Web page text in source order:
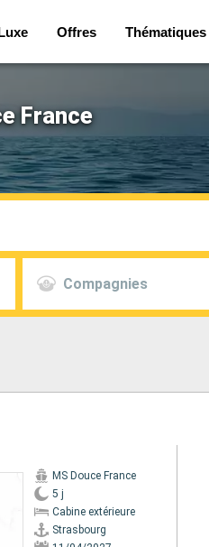
Offres Thématiques
France
Compagnies
MS Douce France
5 j
Cabine extérieure
Strasbourg